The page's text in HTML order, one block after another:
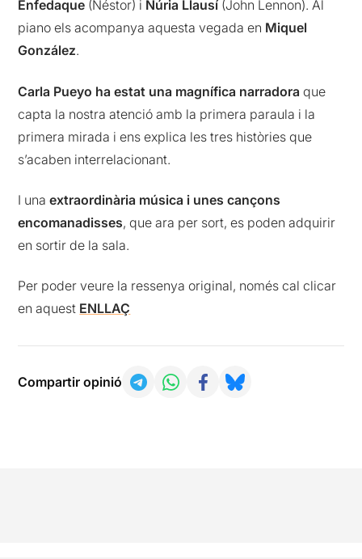
Enfedaque (Néstor) i Núria Llausí (John Lennon). Al
piano els acompanya aquesta vegada en Miquel
González.
Carla Pueyo ha estat una magnífica narradora que
capta la nostra atenció amb la primera paraula i la
primera mirada i ens explica les tres històries que
s’acaben interrelacionant.
I unaextraordinària música i unes cançons
encomanadisses, que ara per sort, es poden adquirir
en sortir de la sala.
Per poder veure la ressenya original, només cal clicar
en aquest ENLLAÇ
Compartir opinió